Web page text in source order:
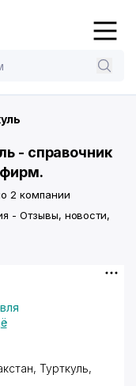
- справочник
2 компании
- Отзывы, новости,
Турткуль,